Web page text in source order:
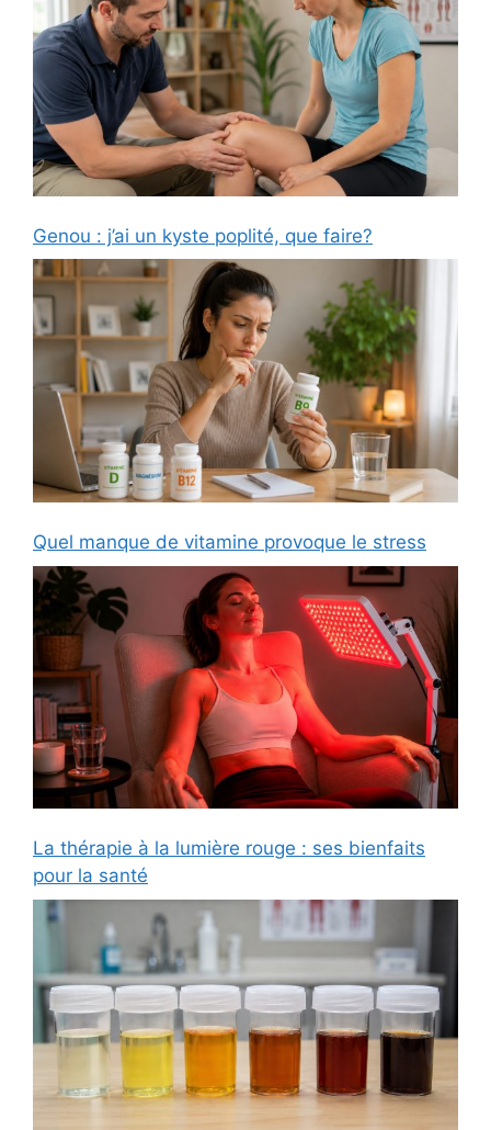
Genou : j’ai un kyste poplité, que faire?
Quel manque de vitamine provoque le stress
La thérapie à la lumière rouge : ses bienfaits
pour la santé